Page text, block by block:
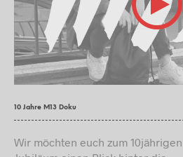
10 Jahre M13 Doku
Wir möchten euch zum 10jährigen